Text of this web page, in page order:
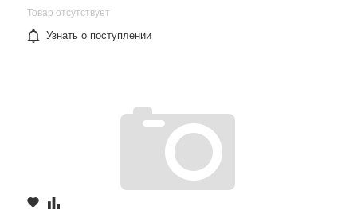
Товар отсутствует
Узнать о поступлении